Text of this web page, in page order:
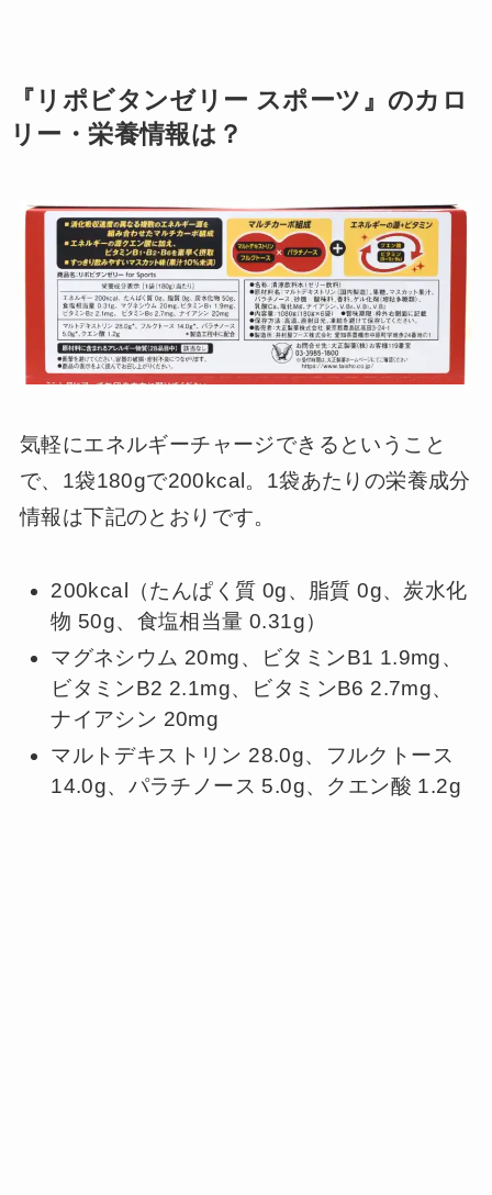
『リポビタンゼリー スポーツ』のカロ
リー・栄養情報は？
気軽にエネルギーチャージできるということ
で、1袋180gで200kcal。1袋あたりの栄養成分
情報は下記のとおりです。
200kcal（たんぱく質 0g、脂質 0g、炭水化
物 50g、食塩相当量 0.31g）
マグネシウム 20mg、ビタミンB1 1.9mg、
ビタミンB2 2.1mg、ビタミンB6 2.7mg、
ナイアシン 20mg
マルトデキストリン 28.0g、フルクトース
14.0g、パラチノース 5.0g、クエン酸 1.2g